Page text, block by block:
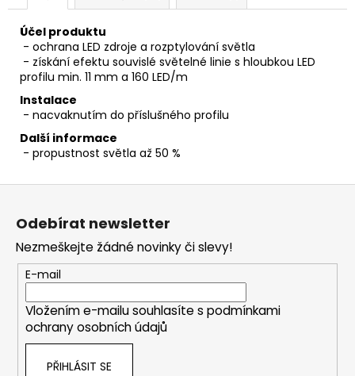
Účel produktu
- ochrana LED zdroje a rozptylování světla
- získání efektu souvislé světelné linie s hloubkou LED
profilu min. 11 mm a 160 LED/m
Instalace
- nacvaknutím do příslušného profilu
Další informace
- propustnost světla až 50 %
Z
Odebírat newsletter
Nezmeškejte žádné novinky či slevy!
E-mail
Vložením e-mailu souhlasíte s podmínkami
ochrany osobních údajů
PŘIHLÁSIT SE